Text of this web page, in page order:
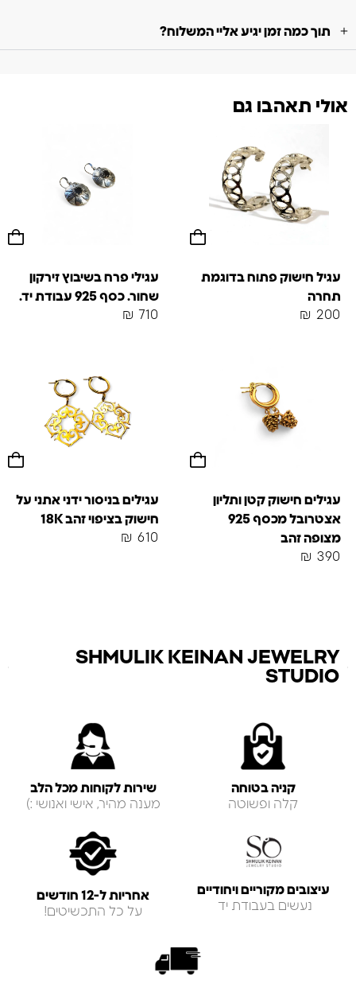
תוך כמה זמן יגיע אליי המשלוח?
אולי תאהבו גם
עגיל חישוק פתוח בדוגמת
תחרה
₪ 200
עגילי פרח בשיבוץ זירקון
שחור. כסף 925 עבודת יד.
₪
710
עגילים חישוק קטן ותליון
אצטרובל מכסף 925
מצופה זהב
₪ 390
עגילים בניסור ידני אתני על
חישוק בציפוי זהב 18K
₪ 610
SHMULIK KEINAN JEWELRY
STUDIO
קניה בטוחה
קלה ופשוטה
שירות לקוחות מכל הלב
מענה מהיר, אישי ואנושי :)
עיצובים מקוריים ויחודיים
נעשים בעבודת יד
אחריות ל-12 חודשים
על כל התכשיטים!